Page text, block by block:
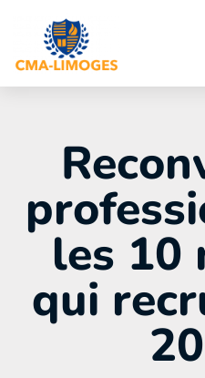
les 10
qui